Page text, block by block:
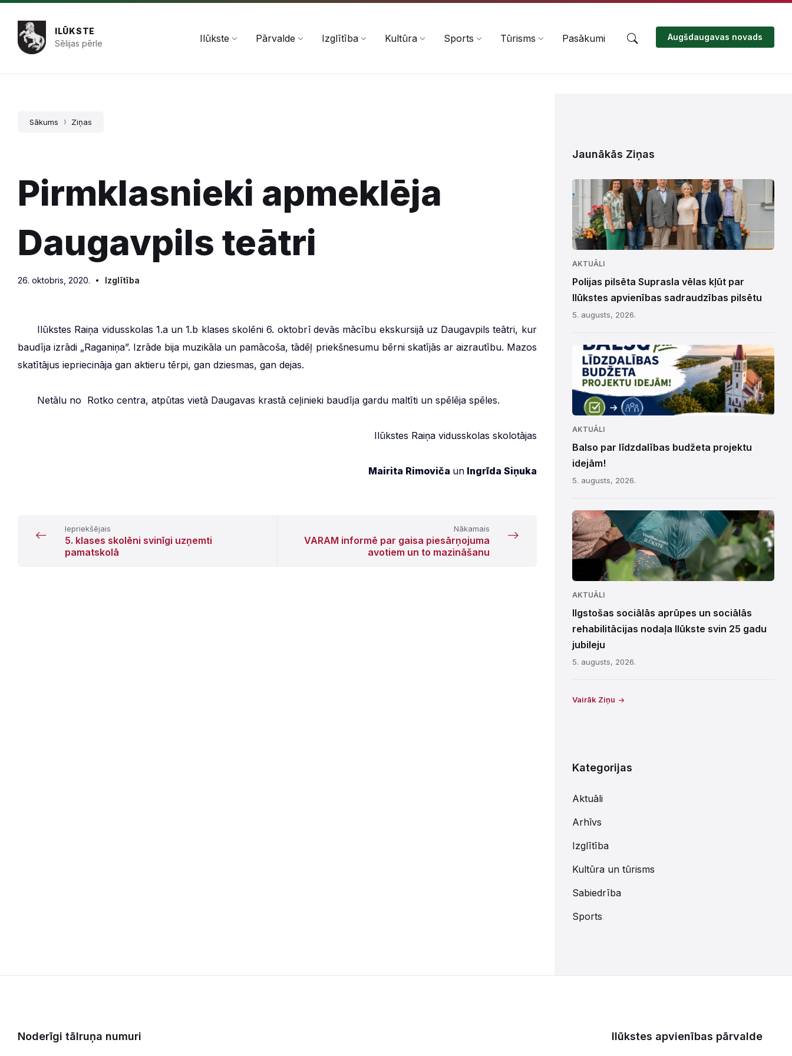
Pāriet
saturu
Skip
navigation
Skip
footer
ILŪKSTE
Sēlijas pērle
Ilūkste Pārvalde Izglītība Kultūra Sports Tūrisms Pasākumi Augšdaugavas novads
Sākums Ziņas
Pirmklasnieki apmeklēja
Daugavpils teātri
26. oktobris, 2020. Izglītība
Ilūkstes Raiņa vidusskolas 1.a un 1.b klases skolēni 6. oktobrī devās mācību ekskursijā uz Daugavpils teātri, kur
baudīja izrādi „Raganiņa”. Izrāde bija muzikāla un pamācoša, tādēļ priekšnesumu bērni skatījās ar aizrautību. Mazos
skatītājus iepriecināja gan aktieru tērpi, gan dziesmas, gan dejas.
Netālu no Rotko centra, atpūtas vietā Daugavas krastā ceļinieki baudīja gardu maltīti un spēlēja spēles.
Ilūkstes Raiņa vidusskolas skolotājas
Mairita Rimoviča unIngrīda Siņuka
Iepriekšējais
5. klases skolēni svinīgi uzņemti
pamatskolā
Nākamais
VARAM informē par gaisa piesārņojuma
avotiem un to mazināšanu
Jaunākās Ziņas
AKTUĀLI
Polijas pilsēta Suprasla vēlas kļūt par
Ilūkstes apvienības sadraudzības pilsētu
5. augusts, 2026.
AKTUĀLI
Balso par līdzdalības budžeta projektu
idejām!
5. augusts, 2026.
AKTUĀLI
Ilgstošas sociālās aprūpes un sociālās
rehabilitācijas nodaļa Ilūkste svin 25 gadu
jubileju
5. augusts, 2026.
Vairāk Ziņu
Kategorijas
Aktuāli
Arhīvs
Izglītība
Kultūra un tūrisms
Sabiedrība
Sports
Noderīgi tālruņa numuri Ilūkstes apvienības pārvalde